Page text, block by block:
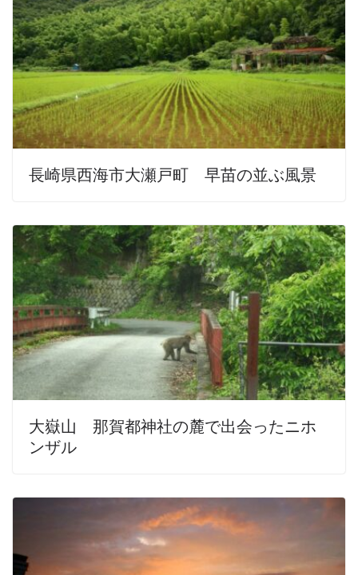
長崎県西海市大瀬戸町 早苗の並ぶ風景
大嶽山 那賀都神社の麓で出会ったニホ
ンザル